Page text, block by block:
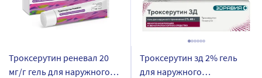
Троксерутин реневал 20
мг/г гель для наружного
Троксерутин зд 2% гель
для наружного